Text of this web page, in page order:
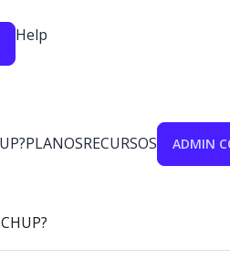
Help
PLANOSRECURSOS ADMIN